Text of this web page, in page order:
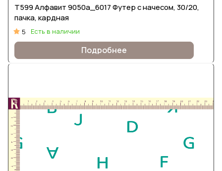
Т599 Алфавит 9050а_6017 Футер с начесом, 30/20,
пачка, кардная
5 Есть в наличии
Подробнее